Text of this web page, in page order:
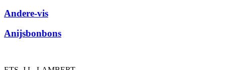
Andere-vis
Anijsbonbons